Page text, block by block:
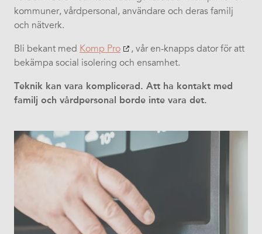
kommuner, vårdpersonal, användare och deras familj
och nätverk.
Bli bekant med Komp Pro , vår en-knapps dator för att
bekämpa social isolering och ensamhet.
Teknik kan vara komplicerad. Att ha kontakt med
familj och vårdpersonal borde inte vara det.